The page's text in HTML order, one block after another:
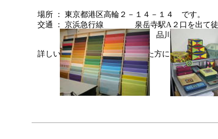
場所 ： 東京都港区高輪２－１４－１４ です。
交通 ： 京浜急行線 泉岳寺駅A２口を出て徒
ＪＲ線 品川駅高輪口を出て徒
詳しい地図は、お申込みを頂いた方にお知らせい